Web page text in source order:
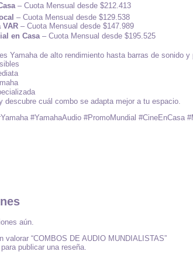
– Cuota Mensual desde $212.413
– Cuota Mensual desde $129.538
VAR – Cuota Mensual desde $147.989
en Casa – Cuota Mensual desde $195.525
Yamaha de alto rendimiento hasta barras de sonido
descubre cuál combo se adapta mejor a tu espacio.
#YamahaAudio #PromoMundial #CineEnCasa
aún.
valorar “COMBOS DE AUDIO MUNDIALISTAS”
publicar una reseña.